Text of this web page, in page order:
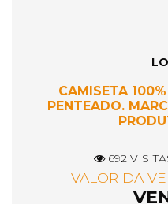
CAMISETA
PENTEADO.
692
VALOR DA